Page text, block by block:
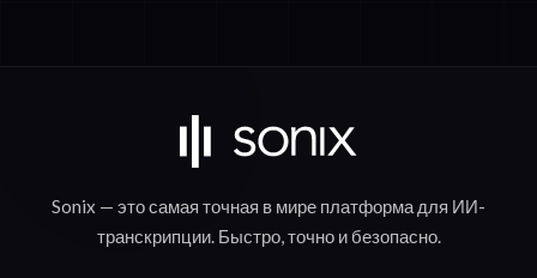
Sonix — это самая точная в мире платформа для ИИ-
транскрипции. Быстро,точнои безопасно.